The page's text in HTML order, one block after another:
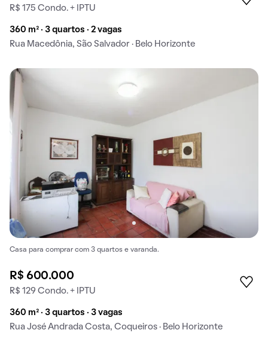
R$ 175 Condo. + IPTU
360 m² · 3 quartos · 2 vagas
Rua Macedônia, São Salvador · Belo Horizonte
Casa para comprar com 3 quartos e varanda.
R$ 600.000
R$ 129 Condo. + IPTU
360 m² · 3 quartos · 3 vagas
Rua José Andrada Costa, Coqueiros · Belo Horizonte